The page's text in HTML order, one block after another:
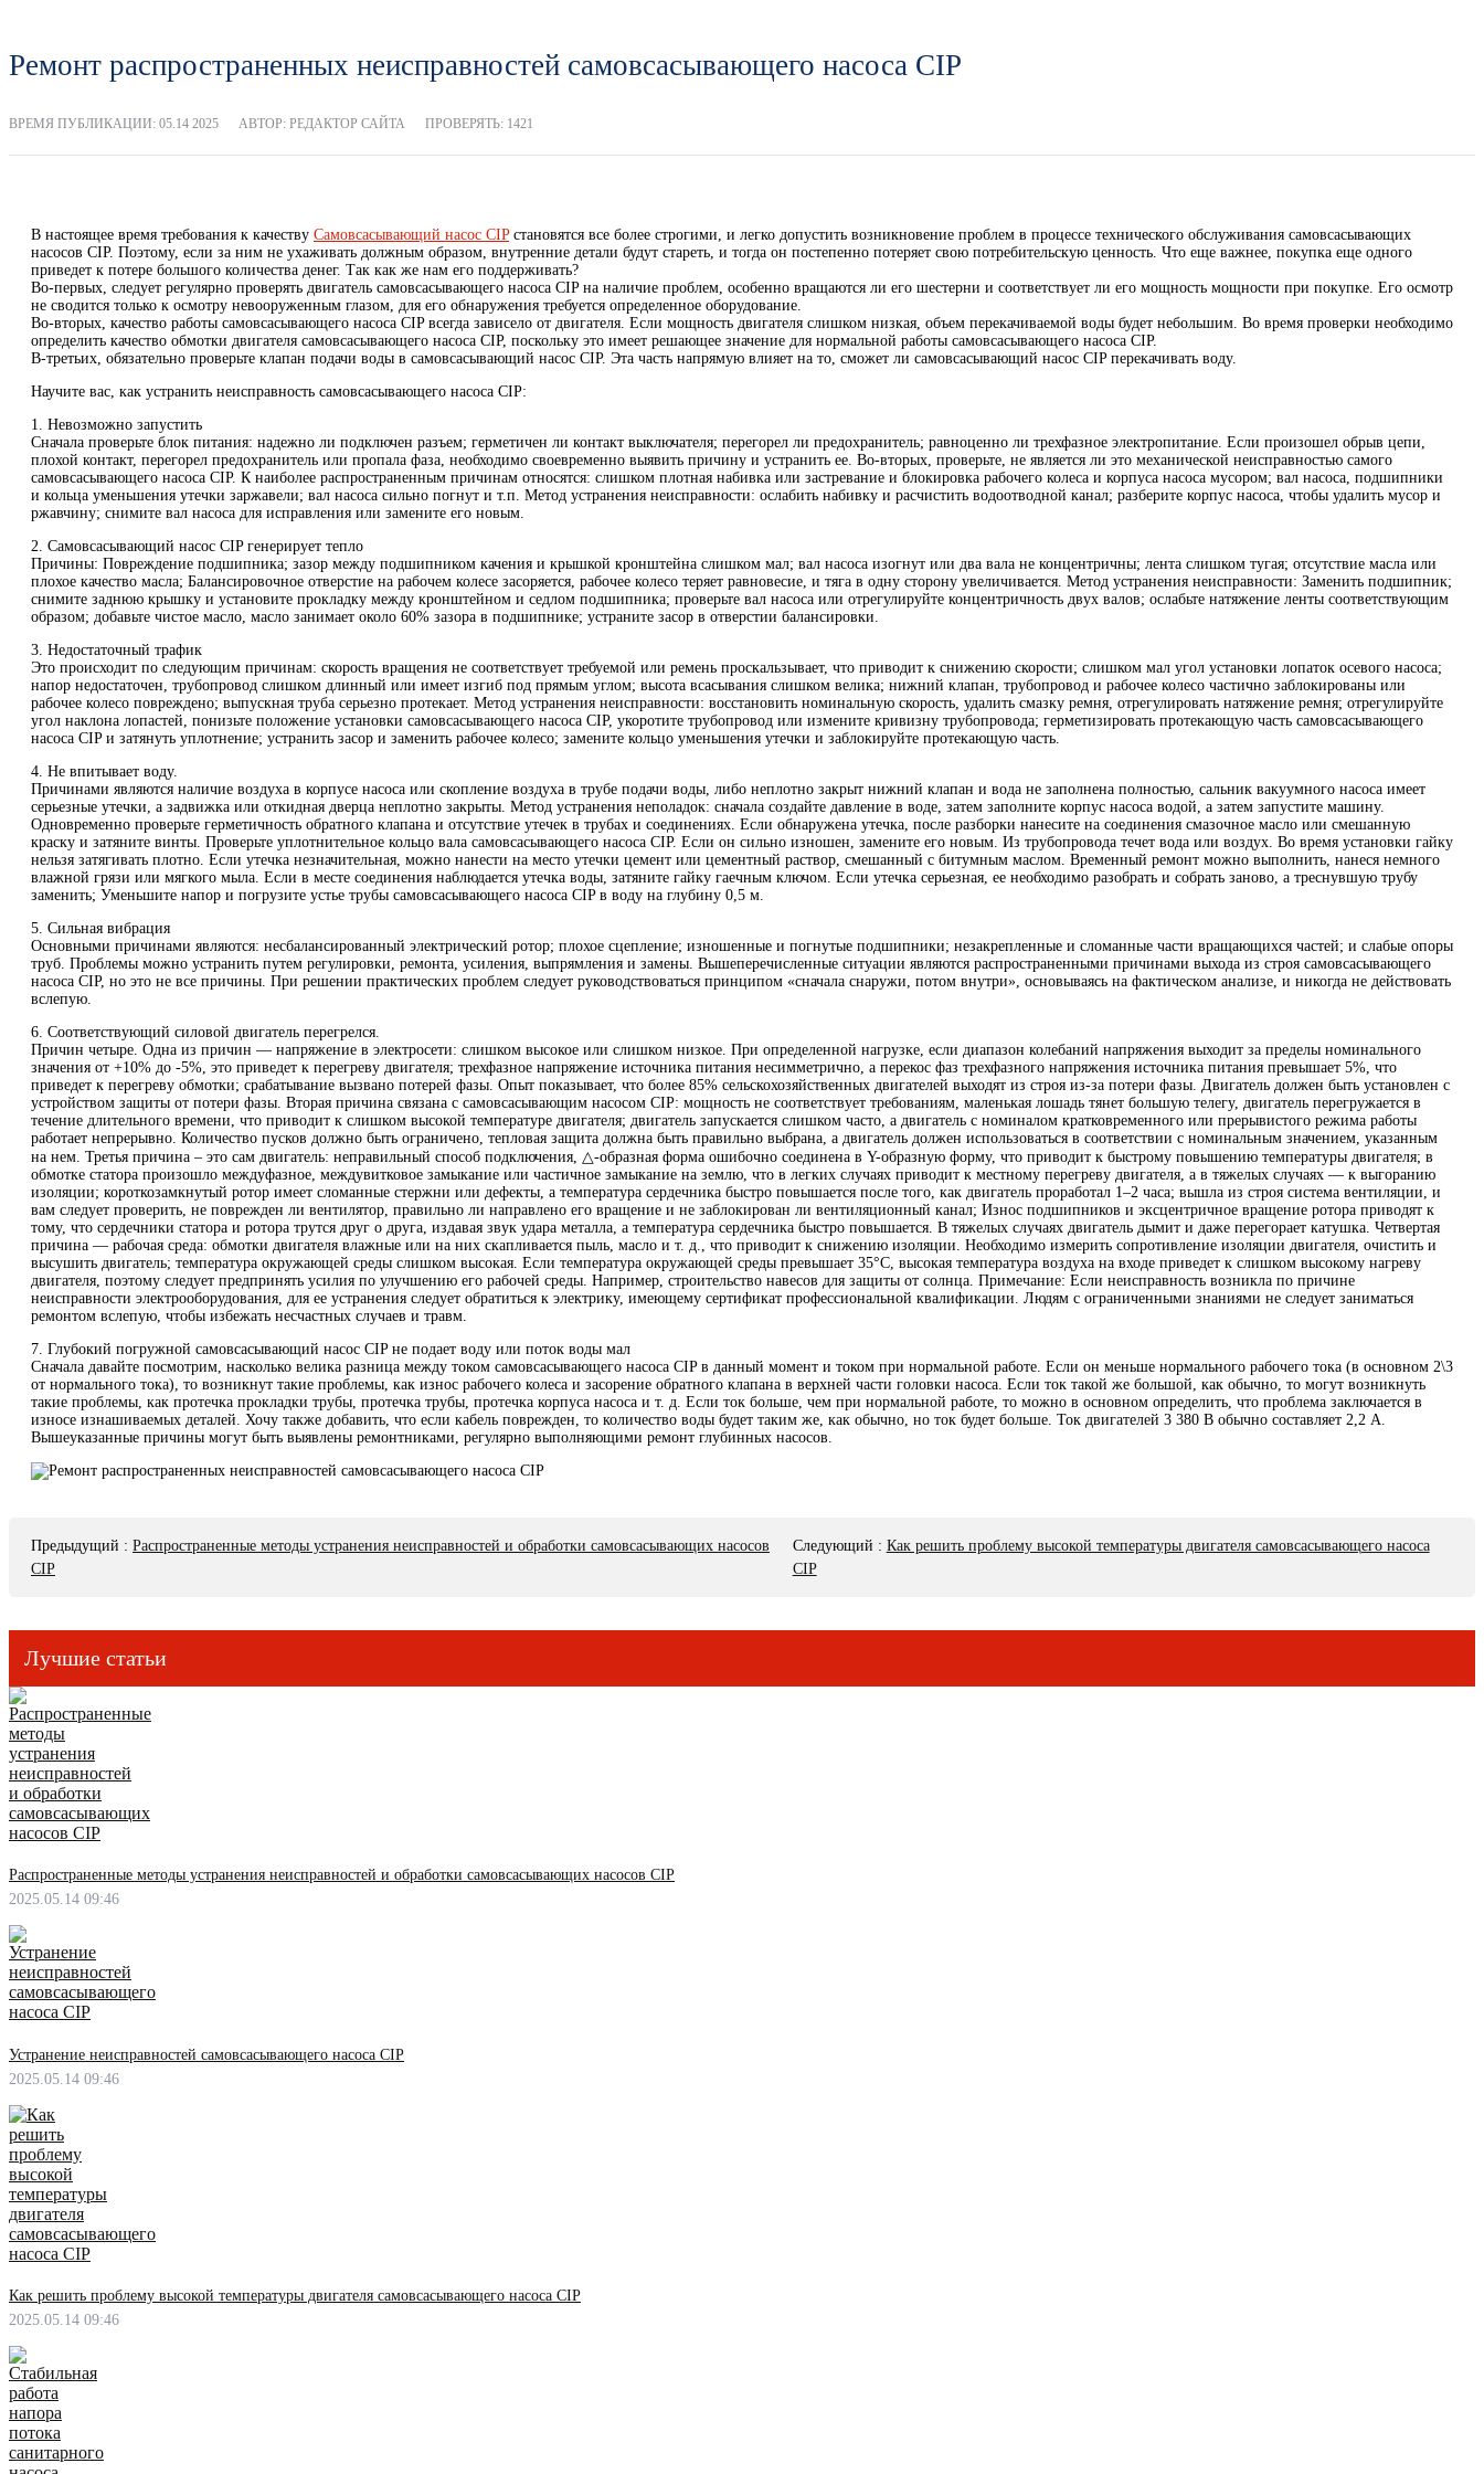
Ремонт распространенных неисправностей самовсасывающего насоса CIP
ВРЕМЯ ПУБЛИКАЦИИ: 05.14 2025 АВТОР: РЕДАКТОР САЙТА ПРОВЕРЯТЬ: 1421
В настоящее время требования к качеству Самовсасывающий насос CIPстановятся все более строгими, и легко допустить возникновение проблем в процессе технического обслуживания самовсасывающих
насосов CIP. Поэтому, если за ним не ухаживать должным образом, внутренние детали будут стареть, и тогда он постепенно потеряет свою потребительскую ценность. Что еще важнее, покупка еще одного
приведет к потере большого количества денег. Так как же нам его поддерживать?
Во-первых, следует регулярно проверять двигатель самовсасывающего насоса CIP на наличие проблем, особенно вращаются ли его шестерни и соответствует ли его мощность мощности при покупке. Его осмотр
не сводится только к осмотру невооруженным глазом, для его обнаружения требуется определенное оборудование.
Во-вторых, качество работы самовсасывающего насоса CIP всегда зависело от двигателя. Если мощность двигателя слишком низкая, объем перекачиваемой воды будет небольшим. Во время проверки необходимо
определить качество обмотки двигателя самовсасывающего насоса CIP, поскольку это имеет решающее значение для нормальной работы самовсасывающего насоса CIP.
В-третьих, обязательно проверьте клапан подачи воды в самовсасывающий насос CIP. Эта часть напрямую влияет на то, сможет ли самовсасывающий насос CIP перекачивать воду.
Научите вас, как устранить неисправность самовсасывающего насоса CIP:
1. Невозможно запустить
Сначала проверьте блок питания: надежно ли подключен разъем; герметичен ли контакт выключателя; перегорел ли предохранитель; равноценно ли трехфазное электропитание. Если произошел обрыв цепи,
плохой контакт, перегорел предохранитель или пропала фаза, необходимо своевременно выявить причину и устранить ее. Во-вторых, проверьте, не является ли это механической неисправностью самого
самовсасывающего насоса CIP. К наиболее распространенным причинам относятся: слишком плотная набивка или застревание и блокировка рабочего колеса и корпуса насоса мусором; вал насоса, подшипники
и кольца уменьшения утечки заржавели; вал насоса сильно погнут и т.п. Метод устранения неисправности: ослабить набивку и расчистить водоотводной канал; разберите корпус насоса, чтобы удалить мусор и
ржавчину; снимите вал насоса для исправления или замените его новым.
2. Самовсасывающий насос CIP генерирует тепло
Причины: Повреждение подшипника; зазор между подшипником качения и крышкой кронштейна слишком мал; вал насоса изогнут или два вала не концентричны; лента слишком тугая; отсутствие масла или
плохое качество масла; Балансировочное отверстие на рабочем колесе засоряется, рабочее колесо теряет равновесие, и тяга в одну сторону увеличивается. Метод устранения неисправности: Заменить подшипник;
снимите заднюю крышку и установите прокладку между кронштейном и седлом подшипника; проверьте вал насоса или отрегулируйте концентричность двух валов; ослабьте натяжение ленты соответствующим
образом; добавьте чистое масло, масло занимает около 60% зазора в подшипнике; устраните засор в отверстии балансировки.
3. Недостаточный трафик
Это происходит по следующим причинам: скорость вращения не соответствует требуемой или ремень проскальзывает, что приводит к снижению скорости; слишком мал угол установки лопаток осевого насоса;
напор недостаточен, трубопровод слишком длинный или имеет изгиб под прямым углом; высота всасывания слишком велика; нижний клапан, трубопровод и рабочее колесо частично заблокированы или
рабочее колесо повреждено; выпускная труба серьезно протекает. Метод устранения неисправности: восстановить номинальную скорость, удалить смазку ремня, отрегулировать натяжение ремня; отрегулируйте
угол наклона лопастей, понизьте положение установки самовсасывающего насоса CIP, укоротите трубопровод или измените кривизну трубопровода; герметизировать протекающую часть самовсасывающего
насоса CIP и затянуть уплотнение; устранить засор и заменить рабочее колесо; замените кольцо уменьшения утечки и заблокируйте протекающую часть.
4. Не впитывает воду.
Причинами являются наличие воздуха в корпусе насоса или скопление воздуха в трубе подачи воды, либо неплотно закрыт нижний клапан и вода не заполнена полностью, сальник вакуумного насоса имеет
серьезные утечки, а задвижка или откидная дверца неплотно закрыты. Метод устранения неполадок: сначала создайте давление в воде, затем заполните корпус насоса водой, а затем запустите машину.
Одновременно проверьте герметичность обратного клапана и отсутствие утечек в трубах и соединениях. Если обнаружена утечка, после разборки нанесите на соединения смазочное масло или смешанную
краску и затяните винты. Проверьте уплотнительное кольцо вала самовсасывающего насоса CIP. Если он сильно изношен, замените его новым. Из трубопровода течет вода или воздух. Во время установки гайку
нельзя затягивать плотно. Если утечка незначительная, можно нанести на место утечки цемент или цементный раствор, смешанный с битумным маслом. Временный ремонт можно выполнить, нанеся немного
влажной грязи или мягкого мыла. Если в месте соединения наблюдается утечка воды, затяните гайку гаечным ключом. Если утечка серьезная, ее необходимо разобрать и собрать заново, а треснувшую трубу
заменить; Уменьшите напор и погрузите устье трубы самовсасывающего насоса CIP в воду на глубину 0,5 м.
5. Сильная вибрация
Основными причинами являются: несбалансированный электрический ротор; плохое сцепление; изношенные и погнутые подшипники; незакрепленные и сломанные части вращающихся частей; и слабые опоры
труб. Проблемы можно устранить путем регулировки, ремонта, усиления, выпрямления и замены. Вышеперечисленные ситуации являются распространенными причинами выхода из строя самовсасывающего
насоса CIP, но это не все причины. При решении практических проблем следует руководствоваться принципом «сначала снаружи, потом внутри», основываясь на фактическом анализе, и никогда не действовать
вслепую.
6. Соответствующий силовой двигатель перегрелся.
Причин четыре. Одна из причин — напряжение в электросети: слишком высокое или слишком низкое. При определенной нагрузке, если диапазон колебаний напряжения выходит за пределы номинального
значения от +10% до -5%, это приведет к перегреву двигателя; трехфазное напряжение источника питания несимметрично, а перекос фаз трехфазного напряжения источника питания превышает 5%, что
приведет к перегреву обмотки; срабатывание вызвано потерей фазы. Опыт показывает, что более 85% сельскохозяйственных двигателей выходят из строя из-за потери фазы. Двигатель должен быть установлен с
устройством защиты от потери фазы. Вторая причина связана с самовсасывающим насосом CIP: мощность не соответствует требованиям, маленькая лошадь тянет большую телегу, двигатель перегружается в
течение длительного времени, что приводит к слишком высокой температуре двигателя; двигатель запускается слишком часто, а двигатель с номиналом кратковременного или прерывистого режима работы
работает непрерывно. Количество пусков должно быть ограничено, тепловая защита должна быть правильно выбрана, а двигатель должен использоваться в соответствии с номинальным значением, указанным
на нем. Третья причина – это сам двигатель: неправильный способ подключения, △-образная форма ошибочно соединена в Y-образную форму, что приводит к быстрому повышению температуры двигателя; в
обмотке статора произошло междуфазное, междувитковое замыкание или частичное замыкание на землю, что в легких случаях приводит к местному перегреву двигателя, а в тяжелых случаях — к выгоранию
изоляции; короткозамкнутый ротор имеет сломанные стержни или дефекты, а температура сердечника быстро повышается после того, как двигатель проработал 1–2 часа; вышла из строя система вентиляции, и
вам следует проверить, не поврежден ли вентилятор, правильно ли направлено его вращение и не заблокирован ли вентиляционный канал; Износ подшипников и эксцентричное вращение ротора приводят к
тому, что сердечники статора и ротора трутся друг о друга, издавая звук удара металла, а температура сердечника быстро повышается. В тяжелых случаях двигатель дымит и даже перегорает катушка. Четвертая
причина — рабочая среда: обмотки двигателя влажные или на них скапливается пыль, масло и т. д., что приводит к снижению изоляции. Необходимо измерить сопротивление изоляции двигателя, очистить и
высушить двигатель; температура окружающей среды слишком высокая. Если температура окружающей среды превышает 35°C, высокая температура воздуха на входе приведет к слишком высокому нагреву
двигателя, поэтому следует предпринять усилия по улучшению его рабочей среды. Например, строительство навесов для защиты от солнца. Примечание: Если неисправность возникла по причине
неисправности электрооборудования, для ее устранения следует обратиться к электрику, имеющему сертификат профессиональной квалификации. Людям с ограниченными знаниями не следует заниматься
ремонтом вслепую, чтобы избежать несчастных случаев и травм.
7. Глубокий погружной самовсасывающий насос CIP не подает воду или поток воды мал
Сначала давайте посмотрим, насколько велика разница между током самовсасывающего насоса CIP в данный момент и током при нормальной работе. Если он меньше нормального рабочего тока (в основном 2\3
от нормального тока), то возникнут такие проблемы, как износ рабочего колеса и засорение обратного клапана в верхней части головки насоса. Если ток такой же большой, как обычно, то могут возникнуть
такие проблемы, как протечка прокладки трубы, протечка трубы, протечка корпуса насоса и т. д. Если ток больше, чем при нормальной работе, то можно в основном определить, что проблема заключается в
износе изнашиваемых деталей. Хочу также добавить, что если кабель поврежден, то количество воды будет таким же, как обычно, но ток будет больше. Ток двигателей 3 380 В обычно составляет 2,2 А.
Вышеуказанные причины могут быть выявлены ремонтниками, регулярно выполняющими ремонт глубинных насосов.
Предыдущий : Распространенные методы устранения неисправностей и обработки самовсасывающих насосов
CIP
Следующий : Как решить проблему высокой температуры двигателя самовсасывающего насоса
CIP
Лучшие статьи
Распространенные методы устранения неисправностей и обработки самовсасывающих насосов CIP
2025.05.14 09:46
Устранение неисправностей самовсасывающего насоса CIP
2025.05.14 09:46
Как решить проблему высокой температуры двигателя самовсасывающего насоса CIP
2025.05.14 09:46